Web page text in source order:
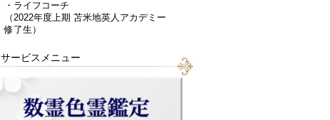
・ライフコーチ
（2022年度上期 苫米地英人アカデミー
修了生）
サービスメニュー